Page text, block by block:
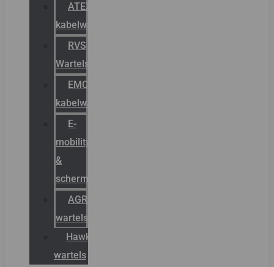
ATEX
kabelwartels
RVS
Wartels
EMC
kabelwartels
E-
mobility
&
schermstromen
AGRO
wartels
Hawke
wartels